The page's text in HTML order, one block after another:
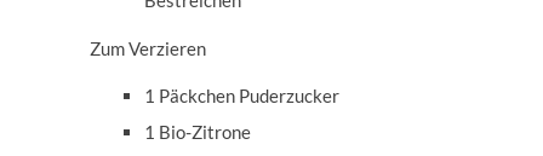
Zum Verzieren
1 Päckchen Puderzucker
1 Bio-Zitrone